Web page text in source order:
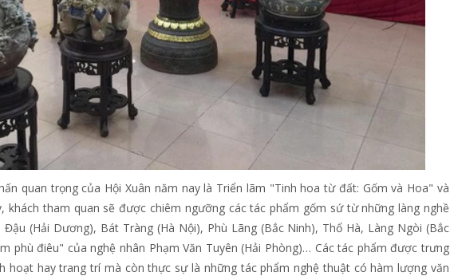
quan trọng của Hội Xuân năm nay là Triển lãm "Tinh hoa từ đất: Gốm và Hoa" và
khách tham quan sẽ được chiêm ngưỡng các tác phẩm gốm sứ từ những làng nghề
(Hải Dương), Bát Tràng (Hà Nội), Phù Lãng (Bắc Ninh), Thổ Hà, Làng Ngòi (Bắc
phù điêu" của nghệ nhân Phạm Văn Tuyên (Hải Phòng)… Các tác phẩm được trưng
hoạt hay trang trí mà còn thực sự là những tác phẩm nghệ thuật có hàm lượng văn